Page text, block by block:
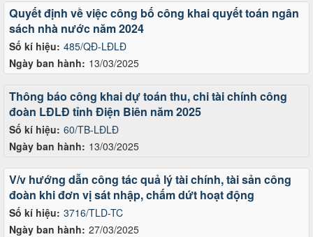
Số kí hiệu: 485/QĐ-LĐLĐ
Ngày ban hành: 13/03/2025
Quyết định về việc công bố công khai quyết toán ngân
sách nhà nước năm 2024
Số kí hiệu: 60/TB-LĐLĐ
Ngày ban hành: 13/03/2025
Thông báo công khai dự toán thu, chi tài chính công
đoàn LĐLĐ tỉnh Điện Biên năm 2025
Số kí hiệu: 3716/TLD-TC
Ngày ban hành: 27/03/2025
V/v hướng dẫn công tác quả lý tài chính, tài sản công
đoàn khi đơn vị sát nhập, chấm dứt hoạt động